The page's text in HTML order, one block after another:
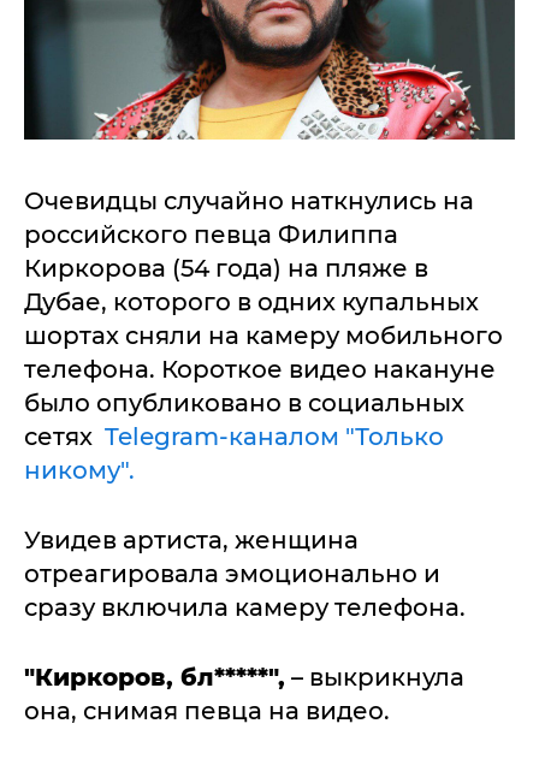
Очевидцы случайно наткнулись на
российского певца Филиппа
Киркорова (54 года) на пляже в
Дубае, которого в одних купальных
шортах сняли на камеру мобильного
телефона. Короткое видео накануне
было опубликовано в социальных
сетях Telegram-каналом "Только
никому".
Увидев артиста, женщина
отреагировала эмоционально и
сразу включила камеру телефона.
"Киркоров, бл*****", – выкрикнула
она, снимая певца на видео.